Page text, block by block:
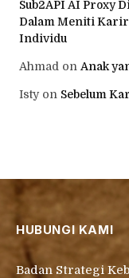
Sub2API AI Proxy
Dalam Meniti Karir
Individu
Ahmad on Anak
Istyon Sebelum
HUBUNGI KAMI
Badan Strategi